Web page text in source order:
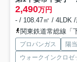
2,490万円
- / 108.47㎡ / 4LDK
関東鉄道常総線「
プロパンガス 陽
ウォークインクロゼ